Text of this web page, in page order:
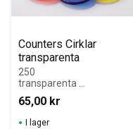
Counters Cirklar
transparenta
250
transparenta
plastmarker, 19
mm i diameter.
65,00 kr
I lager